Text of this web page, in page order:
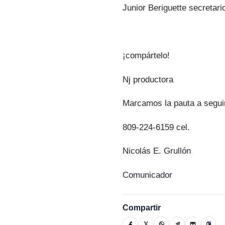
Junior Beriguette
¡compártelo!
Nj productora
Marcamos la pauta a
809-224-6159 cel.
Nicolás E. Grullón
Comunicador
Compartir